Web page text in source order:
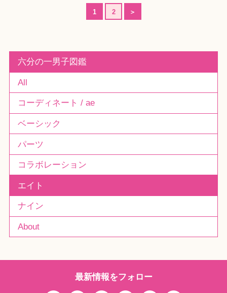
1 2 ＞
六分の一男子図鑑
All
コーディネート / ae
ベーシック
パーツ
コラボレーション
エイト
ナイン
About
最新情報をフォロー